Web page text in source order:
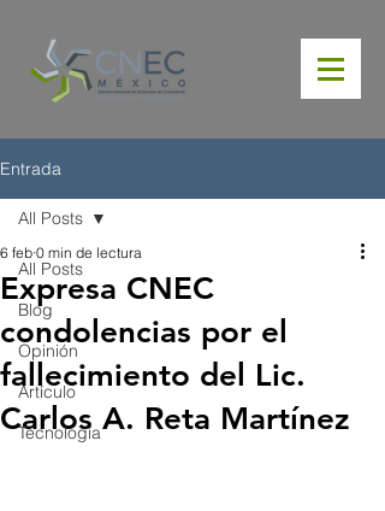
Entrada
All Posts
Blog
Opinión
Artículo
Tecnología
All Posts
Expresa CNEC
condolencias por el
fallecimiento del Lic.
Carlos A. Reta Martínez
6 feb 0 min de lectura